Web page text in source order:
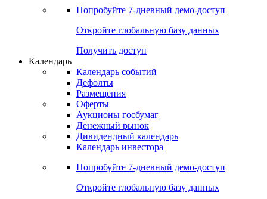
Попробуйте 7-дневный демо-доступ
Откройте глобальную базу данных
Получить доступ
Календарь
Календарь событий
Дефолты
Размещения
Оферты
Аукционы госбумаг
Денежный рынок
Дивидендный календарь
Календарь инвестора
Попробуйте 7-дневный демо-доступ
Откройте глобальную базу данных